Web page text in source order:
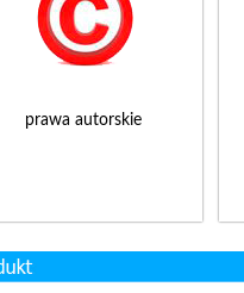
prawa autorskie